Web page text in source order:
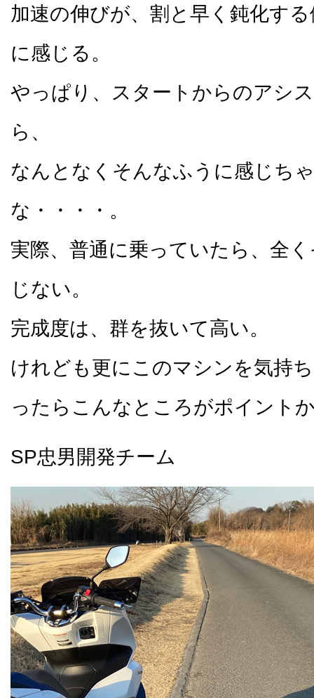
加速の伸びが、割と早く鈍化す
に感じる。
やっぱり、スタートからのアシ
ら、
なんとなくそんなふうに感じち
な・・・・。
実際、普通に乗っていたら、全
じない。
完成度は、群を抜いて高い。
けれども更にこのマシンを気持
ったらこんなところがポイント
SP忠男開発チーム